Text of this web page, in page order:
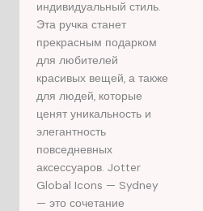
индивидуальный стиль.
Эта ручка станет
прекрасным подарком
для любителей
красивых вещей, а также
для людей, которые
ценят уникальность и
элегантность
повседневных
аксессуаров. Jotter
Global Icons — Sydney
— это сочетание